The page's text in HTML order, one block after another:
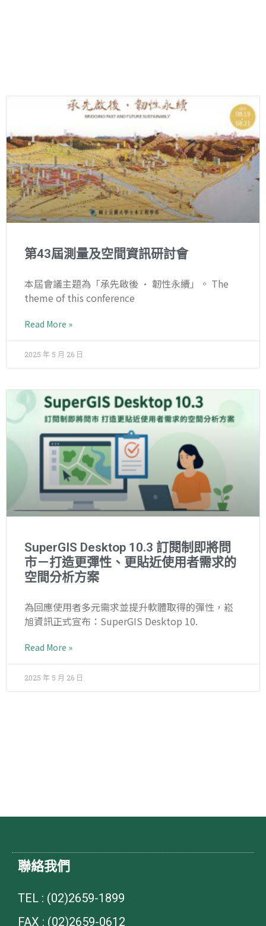
第43屆測量及空間資訊研討會
本屆會議主題為「承先啟後 • 韌性永續」。 The
theme of this conference
Read More »
2025 年 5 月 26 日
SuperGIS Desktop 10.3 訂閱制即將問
市－打造更彈性、更貼近使用者需求的
空間分析方案
為回應使用者多元需求並提升軟體取得的彈性，崧
旭資訊正式宣布：SuperGIS Desktop 10.
Read More »
2025 年 5 月 26 日
聯絡我們
TEL : (02)2659-1899
FAX : (02)2659-0612